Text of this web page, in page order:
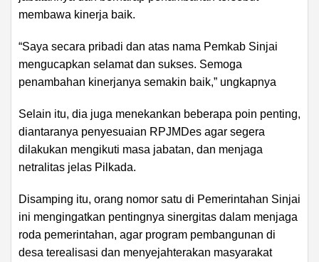
membawa kinerja baik.
“Saya secara pribadi dan atas nama Pemkab Sinjai
mengucapkan selamat dan sukses. Semoga
penambahan kinerjanya semakin baik,” ungkapnya
Selain itu, dia juga menekankan beberapa poin penting,
diantaranya penyesuaian RPJMDes agar segera
dilakukan mengikuti masa jabatan, dan menjaga
netralitas jelas Pilkada.
Disamping itu, orang nomor satu di Pemerintahan Sinjai
ini mengingatkan pentingnya sinergitas dalam menjaga
roda pemerintahan, agar program pembangunan di
desa terealisasi dan menyejahterakan masyarakat